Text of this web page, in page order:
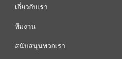
เกี่ยวกับเรา
ทีมงาน
สนับสนุนพวกเรา